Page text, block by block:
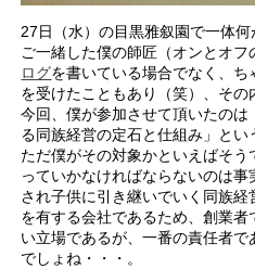
27日（水）の目黒雅叙園で一体何
ご一緒した僕の師匠（オンとオフ
ログを書いている場合でなく、
を受けたこともあり（笑）、その
今回、僕が参加させて頂いたの
る同族経営の定石と仕組み」とい
ただ僕がその対象かといえばそ
っていかなければならないのは
され子供に引き継いでいく同族
を有する会社であるため、創業
い立場であるが、一番の責任者
でしょね・・・。